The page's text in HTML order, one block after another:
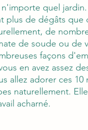
quel
plus de dégâts que
de
de soude ou de
façons
en avez assez
allez adorer ces 10
naturellement.
acharné.